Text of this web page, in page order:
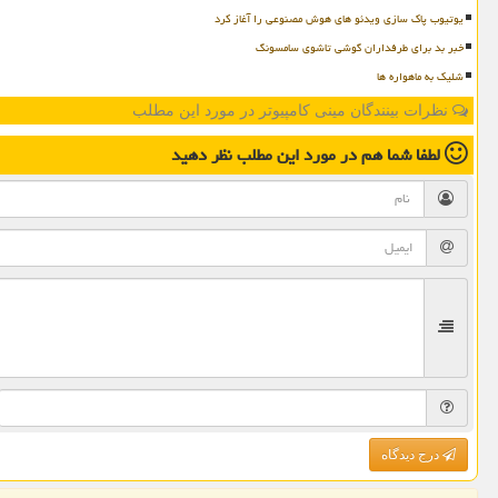
یوتیوب پاک سازی ویدئو های هوش مصنوعی را آغاز کرد
خبر بد برای طرفداران گوشی تاشوی سامسونگ
شلیک به ماهواره ها
نظرات بینندگان مینی کامپیوتر در مورد این مطلب
لطفا شما همدر مورد این مطلبنظر دهید
درج دیدگاه